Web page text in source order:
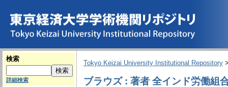
検索
詳細検索
Tokyo Keizai University Institutional Repository
ブラウズ : 著者 全インド労働組